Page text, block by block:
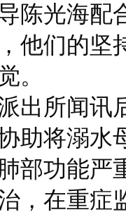
陈光海配
他们的
。
所闻讯
助将溺水
部功能严
，在重症